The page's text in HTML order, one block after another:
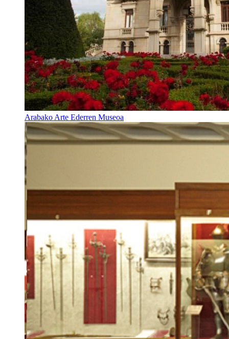
Arabako Arte Ederren Museoa